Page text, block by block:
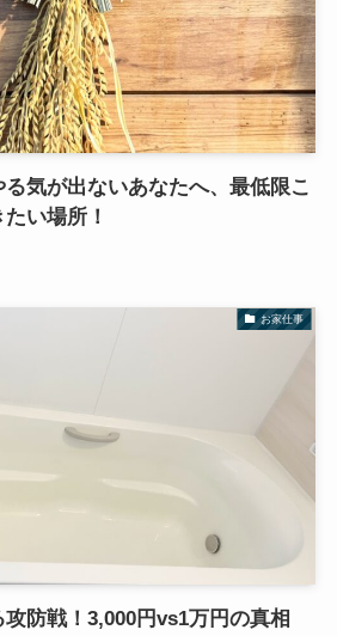
る気が出ないあなたへ、最低限こ
い場所！
お家仕事
防戦！3,000円vs1万円の真相